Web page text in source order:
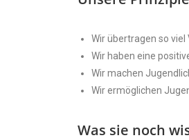
Wir übertragen so
Wir haben eine
Wir machen
Wir ermöglichen
Was sie noch